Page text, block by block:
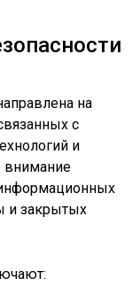
на
с
и
внимание
и закрытых